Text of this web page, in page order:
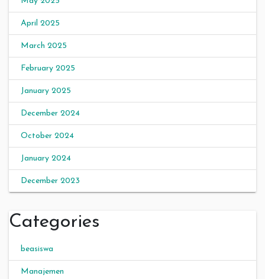
April 2025
March 2025
February 2025
January 2025
December 2024
October 2024
January 2024
December 2023
Categories
beasiswa
Manajemen